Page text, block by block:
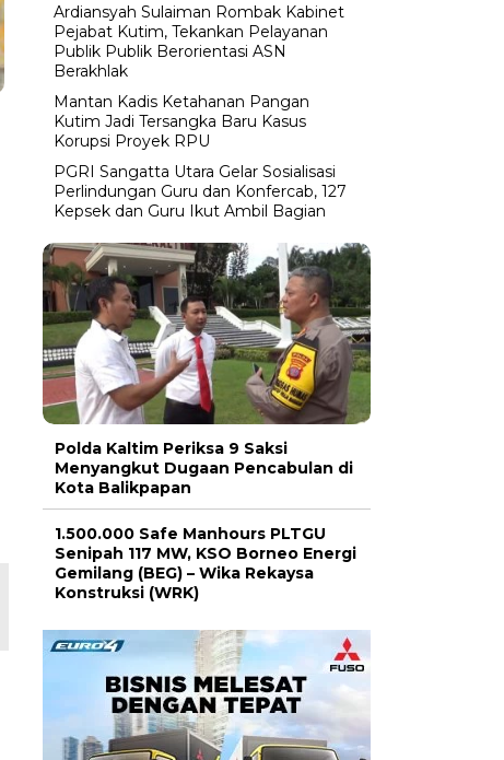
Ardiansyah Sulaiman Rombak Kabinet
Pejabat Kutim, Tekankan Pelayanan
Publik Publik Berorientasi ASN
Berakhlak
Mantan Kadis Ketahanan Pangan
Kutim Jadi Tersangka Baru Kasus
Korupsi Proyek RPU
PGRI Sangatta Utara Gelar Sosialisasi
Perlindungan Guru dan Konfercab, 127
Kepsek dan Guru Ikut Ambil Bagian
Polda Kaltim Periksa 9 Saksi
Menyangkut Dugaan Pencabulan di
Kota Balikpapan
1.500.000 Safe Manhours PLTGU
Senipah 117 MW, KSO Borneo Energi
Gemilang (BEG) – Wika Rekaysa
Konstruksi (WRK)